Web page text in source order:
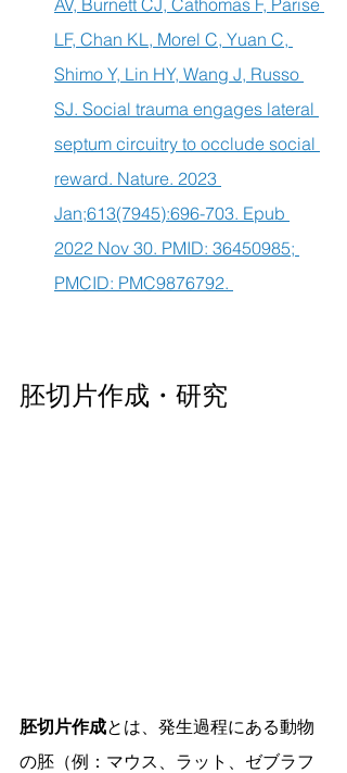
LF, Chan KL, Morel C, Yuan C,
Shimo Y, Lin HY, Wang J, Russo
SJ. Social trauma engages lateral
septum circuitry to occlude social
reward. Nature. 2023
Jan;613(7945):696-703. Epub
2022 Nov 30. PMID: 36450985;
PMCID: PMC9876792.
胚切片作成・研究
胚切片作成とは、発生過程にある動物
の胚（例：マウス、ラット、ゼブラフ